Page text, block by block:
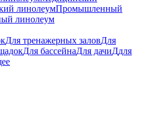
линолеумПромышленный
линолеум
Для тренажерных заловДля
Для бассейнаДля дачиДдля